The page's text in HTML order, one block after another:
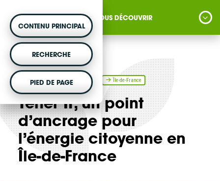
CONTENU PRINCIPAL
RECHERCHE
PIED DE PAGE
MONTER UN PROJET
Vous souhaitez être accompagné dans votre
projet d'énergie renouvelable citoyenne ?
VOTRE ARGENT AGIT
Vous souhaitez placer votre épargne au
NOUS DÉCOUVRIR
Actualités 1 janvier 2020 Île-de-France
Téner’IF, un point
d’ancrage pour
l’énergie citoyenne en
Île-de-France